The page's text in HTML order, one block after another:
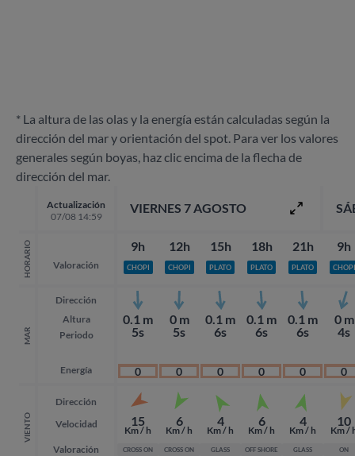
* La altura de las olas y la energía están calculadas según la
dirección del mar y orientación del spot. Para ver los valores
generales según boyas, haz clic encima de la flecha de
dirección del mar.
Actualización
07/08 14:59
HORARIO Valoración
MAR
Dirección
Altura
Periodo
Energía
VIENTO
Dirección
Velocidad
Valoración
VIERNES 7 AGOSTO
9h
CHOPI
0.1 m
5s
0
15
Km / h
CROSS ON
12h
CHOPI
0 m
5s
0
6
Km / h
CROSS ON
15h
PLATO
0.1 m
6s
0
4
Km / h
GLASS
18h
PLATO
0.1 m
6s
0
6
Km / h
OFF SHORE
21h
PLATO
0.1 m
6s
0
4
Km / h
GLASS
9h
CHOPI
0 m
4s
0
10
Km /
ON